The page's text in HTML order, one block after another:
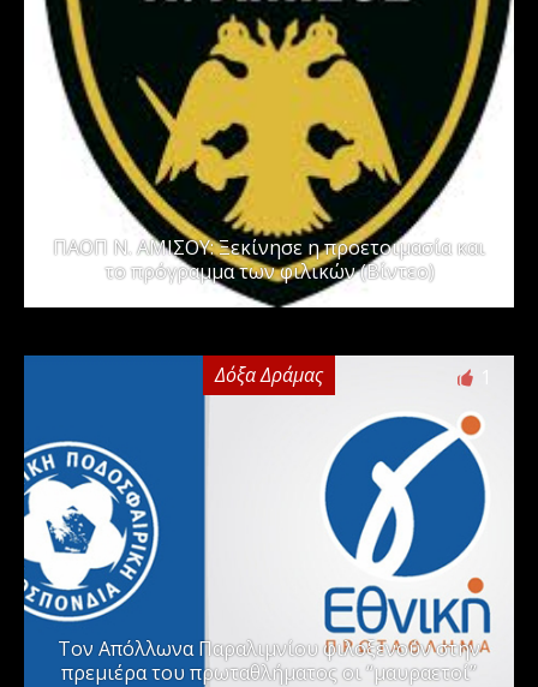
ΠΑΟΠ Ν. ΑΜΙΣΟΥ: Ξεκίνησε η προετοιμασία και
το πρόγραμμα των φιλικών (Βίντεο)
Δόξα Δράμας
Τον Απόλλωνα Παραλιμνίου φιλοξενούν στην
πρεμιέρα του πρωταθλήματος οι “μαυραετοί”